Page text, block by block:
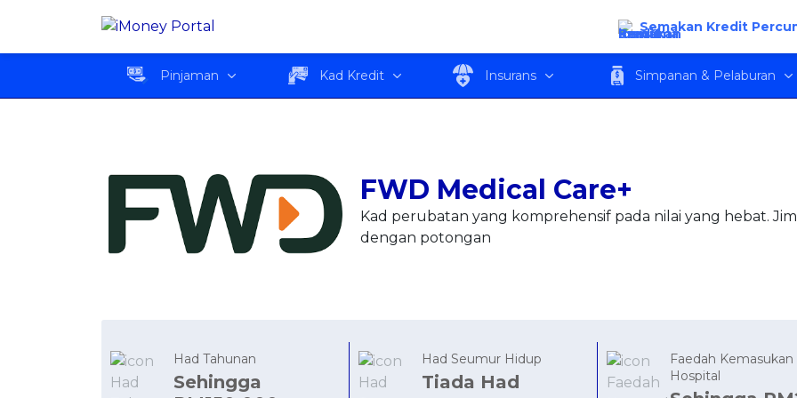
Semakan Kredit
Pinjaman Kad Kredit Insurans Simpanan & Pelaburan
FWD Medical Care+ Kelayakan Muat
FWD Medical Care+
Kad perubatan yang komprehensif pada nilai yang hebat.
dengan potongan
Had Tahunan
Sehingga
Had Seumur Hidup
Tiada Had
Faedah Kemasukan
Hospital